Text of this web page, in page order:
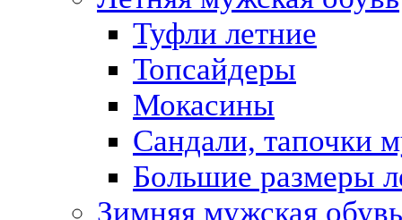
Туфли летние
Топсайдеры
Мокасины
Сандали, тапочки
Большие размеры
Зимняя мужская обувь